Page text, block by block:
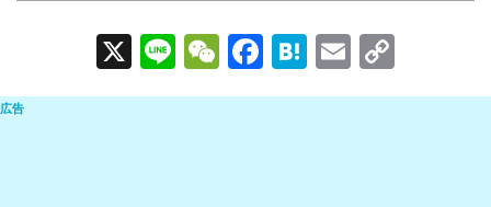
X
Li
n
W
e
F
a
H
at
E
m o